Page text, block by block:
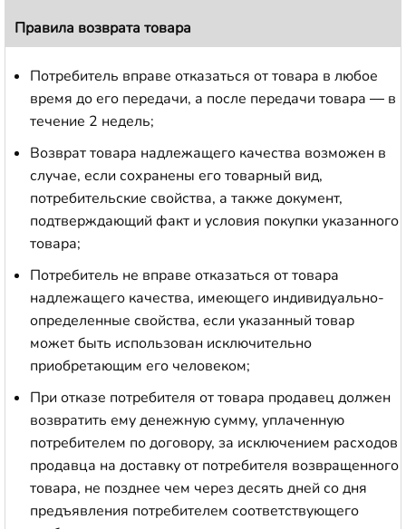
Правила возврата товара
Потребитель вправе отказаться от товара в любое
время до его передачи, а после передачи товара — в
течение 2 недель;
Возврат товара надлежащего качества возможен в
случае, если сохранены его товарный вид,
потребительские свойства, а также документ,
подтверждающий факт и условия покупки указанного
товара;
Потребитель не вправе отказаться от товара
надлежащего качества, имеющего индивидуально-
определенные свойства, если указанный товар
может быть использован исключительно
приобретающим его человеком;
При отказе потребителя от товара продавец должен
возвратить ему денежную сумму, уплаченную
потребителем по договору, за исключением расходов
продавца на доставку от потребителя возвращенного
товара, не позднее чем через десять дней со дня
предъявления потребителем соответствующего